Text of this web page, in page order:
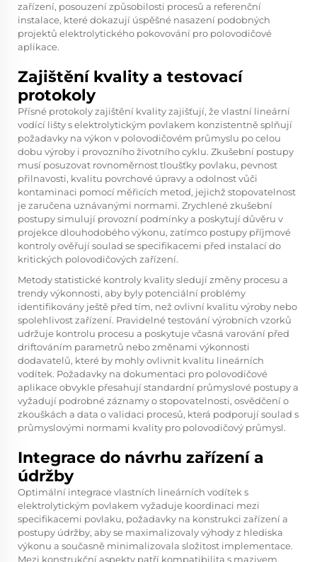
zařízení, posouzení způsobilosti procesů a referenční
instalace, které dokazují úspěšné nasazení podobných
projektů elektrolytického pokovování pro polovodičové
aplikace.
Zajištění kvality a testovací
protokoly
Přísné protokoly zajištění kvality zajišťují, že vlastní lineární
vodící lišty s elektrolytickým povlakem konzistentně splňují
požadavky na výkon v polovodičovém průmyslu po celou
dobu výroby i provozního životního cyklu. Zkušební postupy
musí posuzovat rovnoměrnost tloušťky povlaku, pevnost
přilnavosti, kvalitu povrchové úpravy a odolnost vůči
kontaminaci pomocí měřicích metod, jejichž stopovatelnost
je zaručena uznávanými normami. Zrychlené zkušební
postupy simulují provozní podmínky a poskytují důvěru v
projekce dlouhodobého výkonu, zatímco postupy příjmové
kontroly ověřují soulad se specifikacemi před instalací do
kritických polovodičových zařízení.
Metody statistické kontroly kvality sledují změny procesu a
trendy výkonnosti, aby byly potenciální problémy
identifikovány ještě před tím, než ovlivní kvalitu výroby nebo
spolehlivost zařízení. Pravidelné testování výrobních vzorků
udržuje kontrolu procesu a poskytuje včasná varování před
driftováním parametrů nebo změnami výkonnosti
dodavatelů, které by mohly ovlivnit kvalitu lineárních
vodítek. Požadavky na dokumentaci pro polovodičové
aplikace obvykle přesahují standardní průmyslové postupy a
vyžadují podrobné záznamy o stopovatelnosti, osvědčení o
zkouškách a data o validaci procesů, která podporují soulad s
průmyslovými normami kvality pro polovodičový průmysl.
Integrace do návrhu zařízení a
údržby
Optimální integrace vlastních lineárních vodítek s
elektrolytickým povlakem vyžaduje koordinaci mezi
specifikacemi povlaku, požadavky na konstrukci zařízení a
postupy údržby, aby se maximalizovaly výhody z hlediska
výkonu a současně minimalizovala složitost implementace.
Mezi konstrukční aspekty patří kompatibilita s mazivem,